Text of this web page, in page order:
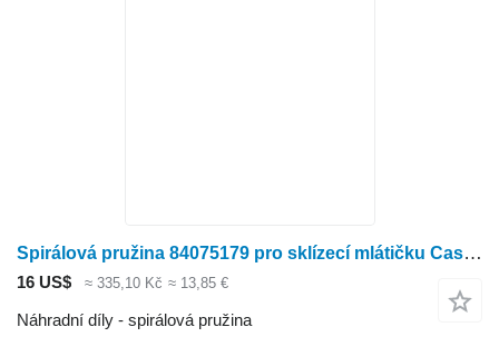
Spirálová pružina 84075179 pro sklízecí mlátičku Case IH 5088-6088-7088
16 US$ ≈ 335,10 Kč ≈ 13,85 €
Náhradní díly - spirálová pružina